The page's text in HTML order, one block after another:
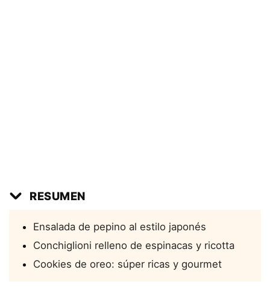
RESUMEN
Ensalada de pepino al estilo japonés
Conchiglioni relleno de espinacas y ricotta
Cookies de oreo: súper ricas y gourmet